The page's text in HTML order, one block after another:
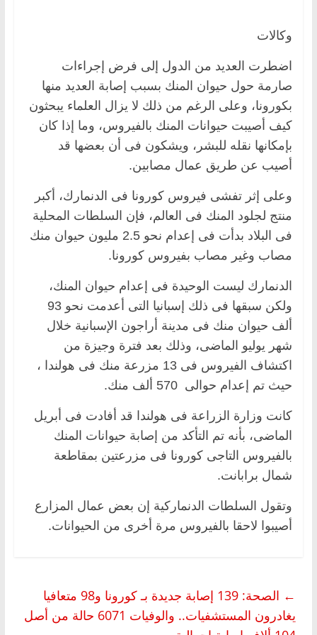
وكالات
اضطرت العديد من الدول إلى فرض إجراءات
صارمة حول حيوان المنك بسبب إصابة العديد منها
بكورونا، وعلى الرغم من ذلك لا يزال العلماء يبحثون
كيف أصيبت حيوانات المنك بالفيروس، وما إذا كان
بإمكانها نقله للبشر، ويشكون فى أن بعضها قد
أصيب عن طريق عمال مصابين.
وعلى إثر تفشى فيروس كورونا فى الدنمارك، أكبر
منتج لجلود المنك فى العالم، فإن السلطات المحلية
فى البلاد بدأت فى إعدام نحو 2.5 مليون حيوان منك
مصاب وغير مصاب بفيروس كورونا.
الدنمارك ليست الوحيدة فى إعدام حيوان المنك،
ولكن سبقها فى ذلك إسبانيا التى أعدمت نحو 93
ألف حيوان منك فى مدينة أراجون الإسبانية خلال
شهر يوليو الماضى، وذلك بعد فترة وجيزة من
اكتشاف الفيروس فى 13 مزرعة منك فى هولندا ،
حيث تم إعدام حوالى 570 ألف منك.
كانت وزارة الزراعة فى هولندا قد أفادت فى أبريل
الماضى، بأنه تم التأكد من إصابة حيوانات المنك
بالفيروس التاجى كورونا فى مزرعتين بمقاطعة
شمال برابانت.
وتقول السلطات الدنماركية إن بعض عمال المزارع
أصيبوا لاحقا بالفيروس مرة أخرى من الحيوانات.
←
الصحة: 139 إصابة جديدة بـ كورونا و98 متعافيا
يغادرون المستشفيات.. والوفيات 6071 حالة من أصل